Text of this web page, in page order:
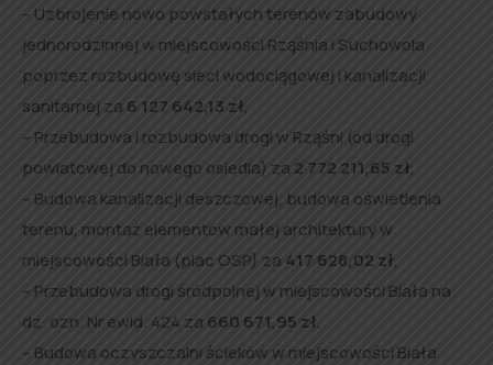
– Uzbrojenie nowo powstałych terenów zabudowy
jednorodzinnej w miejscowości Rząśnia i Suchowola
poprzez rozbudowę sieci wodociągowej i kanalizacji
sanitarnej za 6 127 642,13 zł,
– Przebudowa i rozbudowa drogi w Rząśni (od drogi
powiatowej do nowego osiedla) za 2 772 211,65 zł,
– Budowa kanalizacji deszczowej, budowa oświetlenia
terenu, montaż elementów małej architektury w
miejscowości Biała (plac OSP) za 417 628,02 zł,
– Przebudowa drogi śródpolnej w miejscowości Biała na
dz. ozn. Nr ewid. 424 za 660 671,95 zł,
– Budowa oczyszczalni ścieków w miejscowości Biała